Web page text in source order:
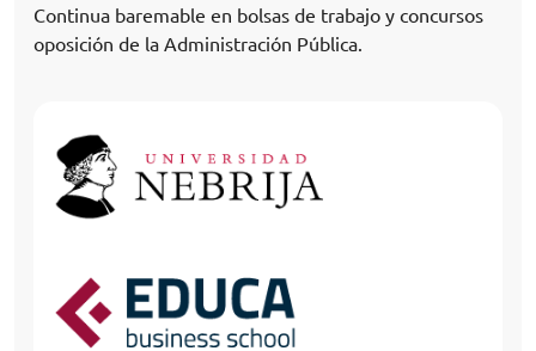
Continua baremable en bolsas de trabajo y concursos
oposición de la Administración Pública.